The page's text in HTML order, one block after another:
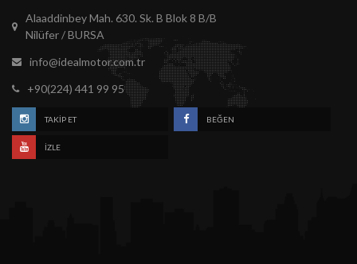
Alaaddinbey Mah. 630. Sk. B Blok 8 B/B
Nilüfer / BURSA
info@idealmotor.com.tr
+90(224) 441 99 95
TAKIP ET BEĞEN
İZLE